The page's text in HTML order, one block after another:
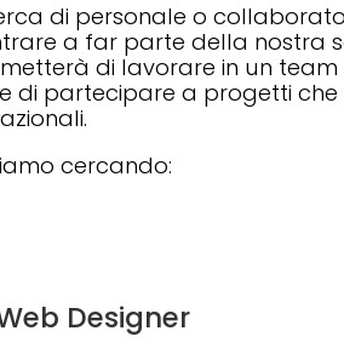
di personale o
a far parte della nostra
di lavorare in un team
di partecipare a progetti
cercando:
Designer